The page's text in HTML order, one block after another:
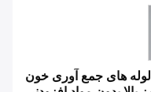
لوله های جمع آوری خون